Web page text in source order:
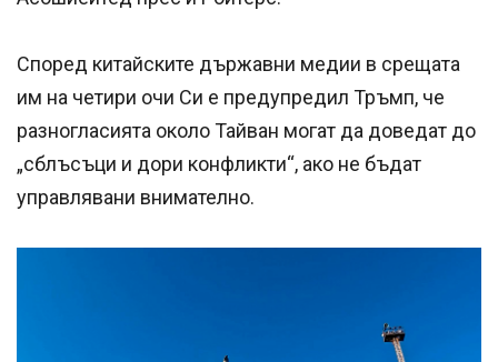
Според китайските държавни медии в срещата
им на четири очи Си е предупредил Тръмп, че
разногласията около Тайван могат да доведат до
„сблъсъци и дори конфликти“, ако не бъдат
управлявани внимателно.